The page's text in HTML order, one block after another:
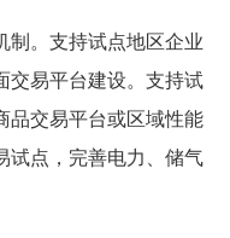
。支持试点地区企业
交易平台建设。支持试
品交易平台或区域性能
试点，完善电力、储气